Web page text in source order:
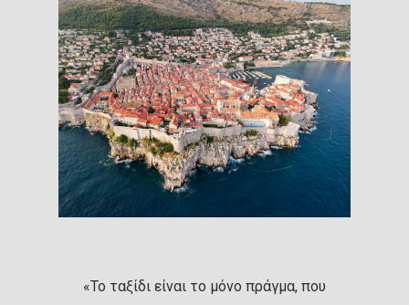
«Το ταξίδι είναι το μόνο πράγμα, που